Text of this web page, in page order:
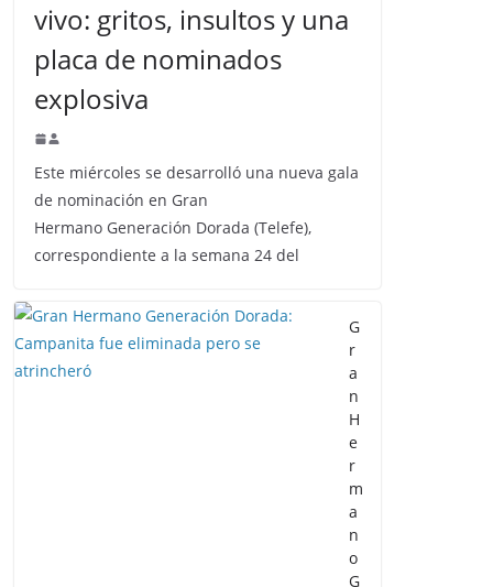
vivo: gritos, insultos y una
placa de nominados
explosiva
Este miércoles se desarrolló una nueva gala
de nominación en Gran
Hermano Generación Dorada (Telefe),
correspondiente a la semana 24 del
G
r
a
n
H
e
r
m
a
n
o
G